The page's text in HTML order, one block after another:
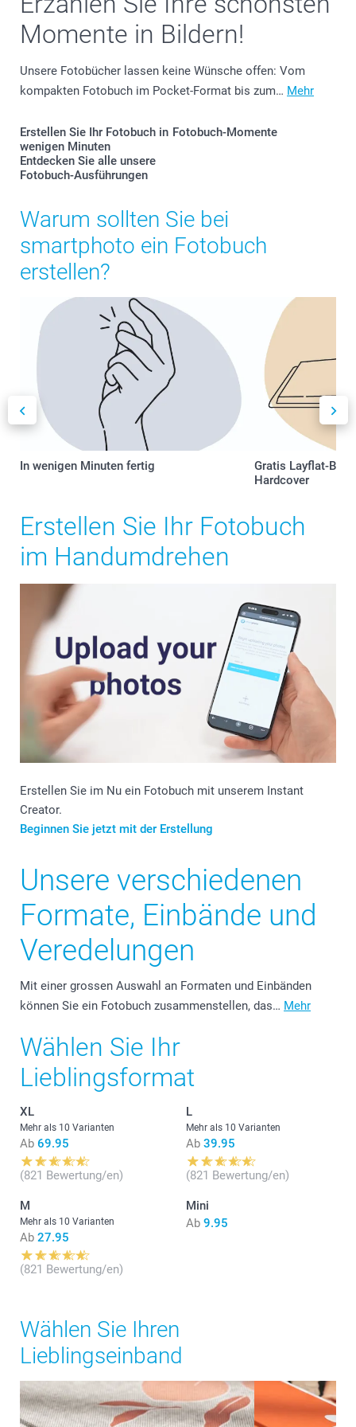
Momente in Bildern!
Unsere Fotobücher lassen keine Wünsche offen: Vom
kompakten Fotobuch im Pocket-Format bis zum… Mehr
Erstellen Sie Ihr Fotobuch in
wenigen Minuten
Fotobuch-Momente
Entdecken Sie alle unsere
Fotobuch-Ausführungen
Warum sollten Sie bei
smartphoto ein Fotobuch
erstellen?
In wenigen Minuten fertig
Gratis Layflat-
Hardcover
Erstellen Sie Ihr Fotobuch
im Handumdrehen
Erstellen Sie im Nu ein Fotobuch mit unserem Instant
Creator.
Beginnen Sie jetzt mit der Erstellung
Unsere verschiedenen
Formate, Einbände und
Veredelungen
Mit einer grossen Auswahl an Formaten und Einbänden
können Sie ein Fotobuch zusammenstellen, das… Mehr
Wählen Sie Ihr
Lieblingsformat
XL
Mehr als 10 Varianten
Ab 69.95
(821 Bewertung/en)
L
Mehr als 10 Varianten
Ab 39.95
(821 Bewertung/en)
M
Mehr als 10 Varianten
Ab 27.95
(821 Bewertung/en)
Mini
Ab 9.95
Wählen Sie Ihren
Lieblingseinband